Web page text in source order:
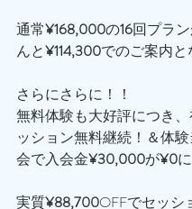
通常¥168,000の16回プラ
んと¥114,300でのご案内
さらにさらに！！
無料体験も大好評につき
ッション無料継続！＆体
会で入会金¥30,000が¥0
実質¥88,700OFFでセッシ